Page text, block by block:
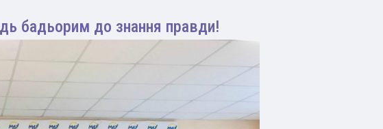
бадьорим до знання правди!